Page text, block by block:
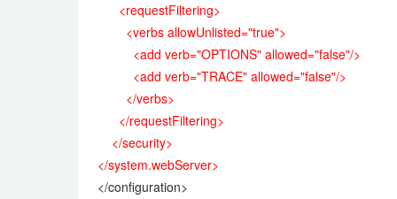
<requestFiltering>
<verbs allowUnlisted="true">
<add verb="OPTIONS" allowed="false"/>
<add verb="TRACE" allowed="false"/>
</verbs>
</requestFiltering>
</security>
</system.webServer>
</configuration>